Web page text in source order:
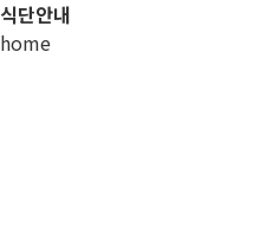
식단안내
home